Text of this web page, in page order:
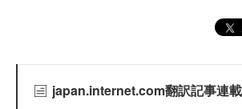
japan.internet.com翻訳記事連